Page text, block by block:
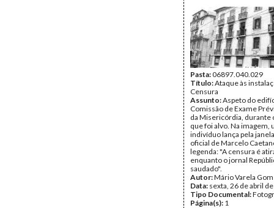
Pasta:06897.040.029
Título:Ataque às
Censura
Assunto:Aspeto do
Comissão de Exame
da Misericórdia, durante
que foi alvo. Na imagem,
indivíduo lança pela
oficial de Marcelo
legenda: "A censura é
enquanto o jornal
saudado".
Autor:Mário Varela
Data: sexta, 26 de abril
Tipo Documental:
Página(s): 1